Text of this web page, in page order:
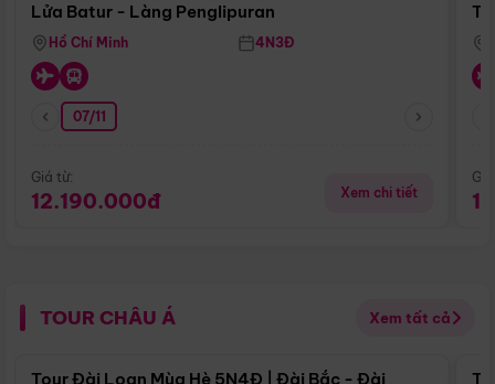
Lửa Batur - Làng Penglipuran
Hồ Chí Minh 4N3Đ
07/11
Giá từ:
12.190.000đ Xem chi tiết
TOUR CHÂU Á Xem tất cả
Điểm nổi bật
Tour Đài Loan Mùa Hè 5N4Đ | Đài Bắc - Đài